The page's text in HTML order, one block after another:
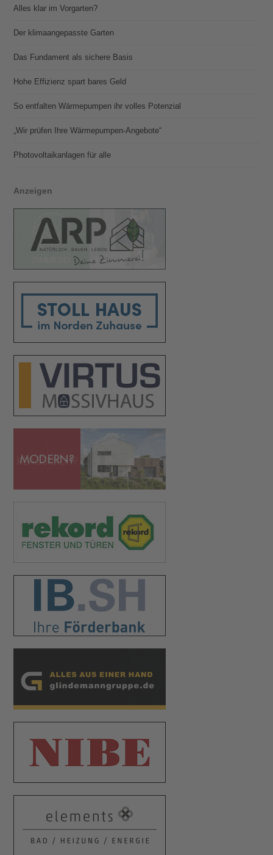
Alles klar im Vorgarten?
Der klimaangepasste Garten
Das Fundament als sichere Basis
Hohe Effizienz spart bares Geld
So entfalten Wärmepumpen ihr volles Potenzial
„Wir prüfen Ihre Wärmepumpen-Angebote“
Photovoltaik­­anlagen für alle
Anzeigen